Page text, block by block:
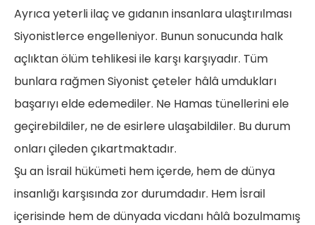
Ayrıca yeterli ilaç ve gıdanın insanlara ulaştırılması
Siyonistlerce engelleniyor. Bunun sonucunda halk
açlıktan ölüm tehlikesi ile karşı karşıyadır. Tüm
bunlara rağmen Siyonist çeteler hâlâ umdukları
başarıyı elde edemediler. Ne Hamas tünellerini ele
geçirebildiler, ne de esirlere ulaşabildiler. Bu durum
onları çileden çıkartmaktadır.
Şu an İsrail hükümeti hem içerde, hem de dünya
insanlığı karşısında zor durumdadır. Hem İsrail
içerisinde hem de dünyada vicdanı hâlâ bozulmamış